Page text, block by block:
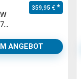
€ €. 359,95 €
ANGEBOT